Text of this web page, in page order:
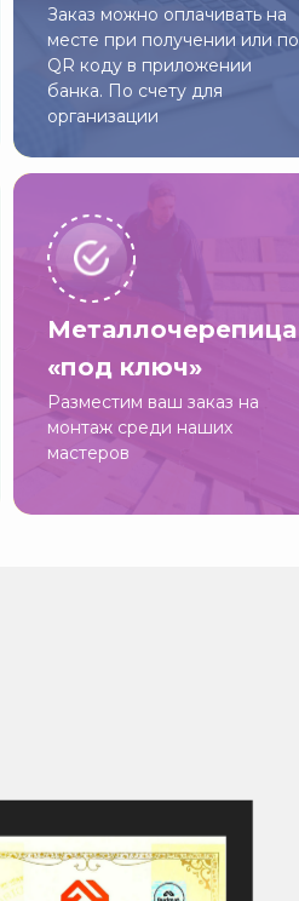
Заказ можно оплачивать на
месте при получении или по
QR коду в приложении
банка. По счету для
организации
Металлочерепица
«под ключ»
Разместим ваш заказ на
монтаж среди наших
мастеров